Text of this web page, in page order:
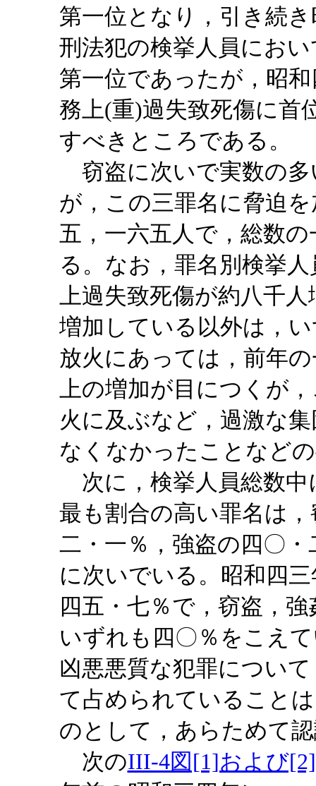
第一位となり，引き続
刑法犯の検挙人員にお
第一位であったが，昭
務上(重)過失致死傷に首
すべきところである。
窃盗に次いで実数の多
が，この三罪名に脅迫
五，一六五人で，総数
る。なお，罪名別検挙
上過失致死傷が約八千
増加している以外は，
放火にあっては，前年
上の増加が目につくが
火に及ぶなど，過激な
なくなかったことなど
次に，検挙人員総数中
最も割合の高い罪名は
二・一％，強盗の四〇
に次いでいる。昭和四
四五・七％で，窃盗，
いずれも四〇％をこえ
凶悪悪質な犯罪につい
て占められていること
のとして，あらためて
次のIII-4図[1]および[2]